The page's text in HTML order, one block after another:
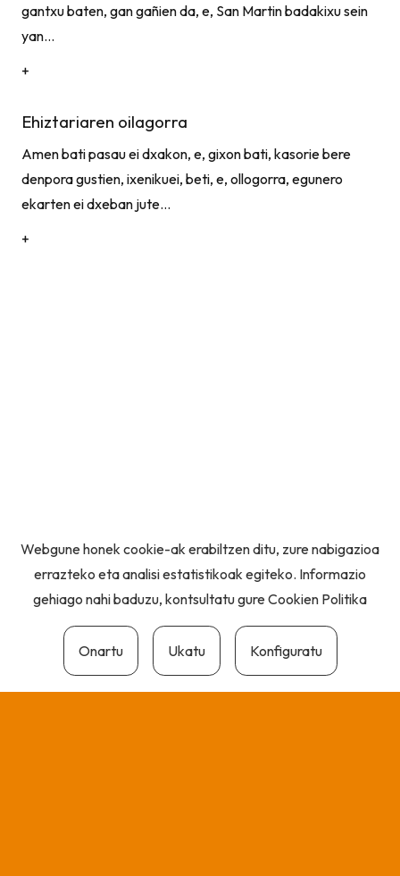
gantxu baten, gan gañien da, e, San Martin badakixu sein
yan…
+
Ehiztariaren oilagorra
Amen bati pasau ei dxakon, e, gixon bati, kasorie bere
denpora gustien, ixenikuei, beti, e, ollogorra, egunero
ekarten ei dxeban jute…
+
Webgune honek cookie-ak erabiltzen ditu, zure nabigazioa
errazteko eta analisi estatistikoak egiteko. Informazio
gehiago nahi baduzu, kontsultatu gureCookien Politika
Onartu Ukatu Konfiguratu